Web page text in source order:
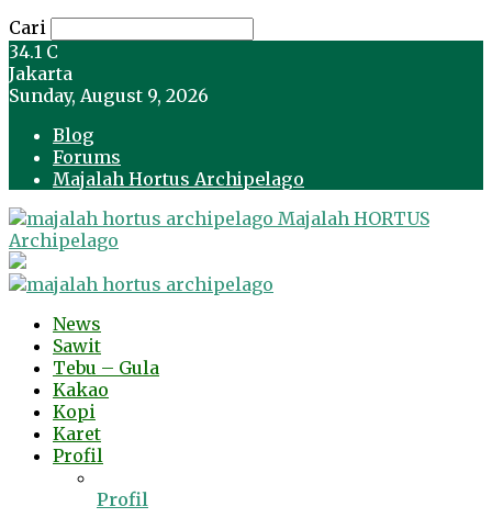
Cari
34.1 C
Jakarta
Sunday, August 9, 2026
Blog
Forums
Majalah Hortus Archipelago
Majalah HORTUS
Archipelago
News
Sawit
Tebu – Gula
Kakao
Kopi
Karet
Profil
Profil